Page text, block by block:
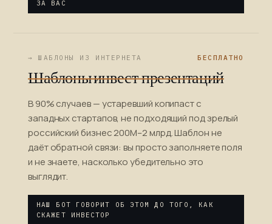
ЗА ВАС
→ ШАБЛОНЫ ИЗ ИНТЕРНЕТА БЕСПЛАТНО
Шаблоны инвест-презентаций
В 90% случаев — устаревший копипаст с
западных стартапов, не подходящий под зрелый
российский бизнес 200М–2 млрд. Шаблон не
даёт обратной связи: вы просто заполняете поля
и не знаете, насколько убедительно это
выглядит.
НАШ БОТ ГОВОРИТ ОБ ЭТОМ ДО ТОГО, КАК
СКАЖЕТ ИНВЕСТОР